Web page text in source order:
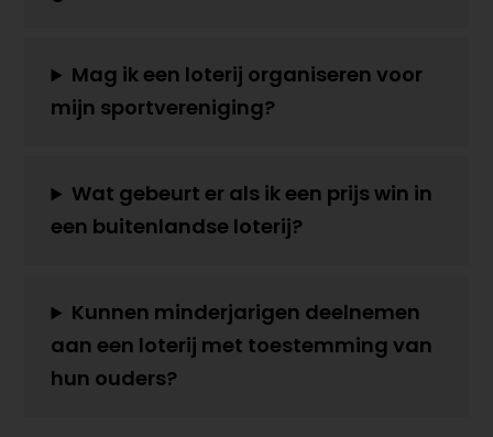
Mag ik een loterij organiseren voor
mijn sportvereniging?
Wat gebeurt er als ik een prijs win in
een buitenlandse loterij?
Kunnen minderjarigen deelnemen
aan een loterij met toestemming van
hun ouders?